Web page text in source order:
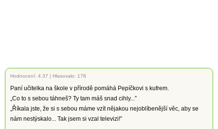
Hodnocení: 4.37 | Hlasovalo: 178
Paní učitelka na škole v přírodě pomáhá Pepíčkovi s kufrem.
„Co to s sebou táhneš? Ty tam máš snad cihly...”
„Říkala jste, že si s sebou máme vzít nějakou nejoblíbenější věc, aby se
nám nestýskalo... Tak jsem si vzal televizi!”